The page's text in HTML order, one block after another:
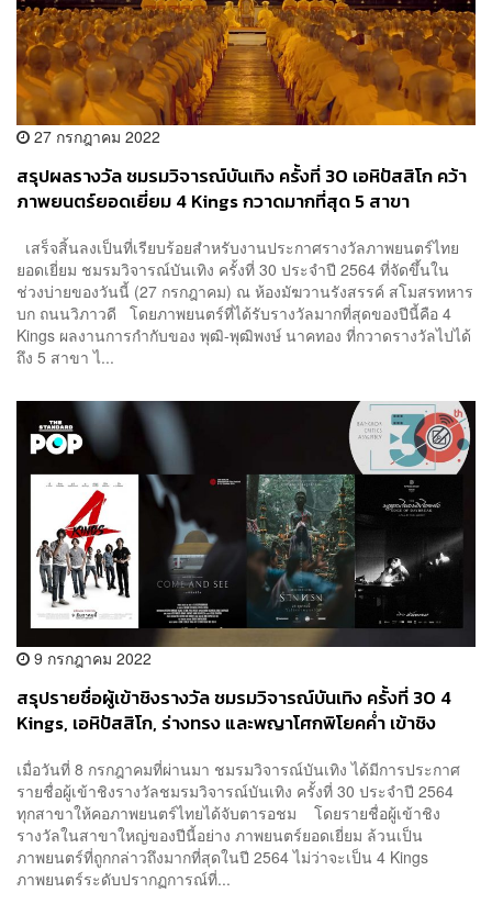
27 กรกฎาคม 2022
สรุปผลรางวัล ชมรมวิจารณ์บันเทิง ครั้งที่ 30 เอหิปัสสิโก คว้า
ภาพยนตร์ยอดเยี่ยม 4 Kings กวาดมากที่สุด 5 สาขา
เสร็จสิ้นลงเป็นที่เรียบร้อยสำหรับงานประกาศรางวัลภาพยนตร์ไทย
ยอดเยี่ยม ชมรมวิจารณ์บันเทิง ครั้งที่ 30 ประจำปี 2564 ที่จัดขึ้นใน
ช่วงบ่ายของวันนี้ (27 กรกฎาคม) ณ ห้องมัฆวานรังสรรค์ สโมสรทหาร
บก ถนนวิภาวดี โดยภาพยนตร์ที่ได้รับรางวัลมากที่สุดของปีนี้คือ 4
Kings ผลงานการกำกับของ พุฒิ-พุฒิพงษ์ นาคทอง ที่กวาดรางวัลไปได้
ถึง 5 สาขา ไ...
9 กรกฎาคม 2022
สรุปรายชื่อผู้เข้าชิงรางวัล ชมรมวิจารณ์บันเทิง ครั้งที่ 30 4
Kings, เอหิปัสสิโก, ร่างทรง และพญาโศกพิโยคค่ำ เข้าชิง
เมื่อวันที่ 8 กรกฎาคมที่ผ่านมา ชมรมวิจารณ์บันเทิง ได้มีการประกาศ
รายชื่อผู้เข้าชิงรางวัลชมรมวิจารณ์บันเทิง ครั้งที่ 30 ประจำปี 2564
ทุกสาขาให้คอภาพยนตร์ไทยได้จับตารอชม โดยรายชื่อผู้เข้าชิง
รางวัลในสาขาใหญ่ของปีนี้อย่าง ภาพยนตร์ยอดเยี่ยม ล้วนเป็น
ภาพยนตร์ที่ถูกกล่าวถึงมากที่สุดในปี 2564 ไม่ว่าจะเป็น 4 Kings
ภาพยนตร์ระดับปรากฏการณ์ที่...